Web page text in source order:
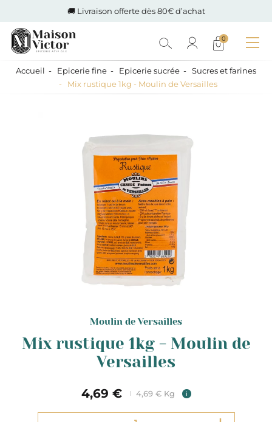
🚚 Livraison offerte dès 80€ d’achat
0
Accueil Epicerie fine Epicerie sucrée
Sucres et farines
Mix rustique 1kg - Moulin de Versailles
Moulin de Versailles
Mix rustique 1kg - Moulin de
Versailles
4,69 € 4,69 € Kg i